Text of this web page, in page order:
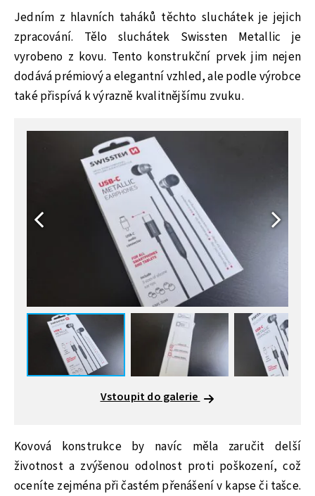
Jedním z hlavních taháků těchto sluchátek je jejich
zpracování. Tělo sluchátek Swissten Metallic je
vyrobeno z kovu. Tento konstrukční prvek jim nejen
dodává prémiový a elegantní vzhled, ale podle výrobce
také přispívá k výrazně kvalitnějšímu zvuku.
Vstoupit do galerie
Kovová konstrukce by navíc měla zaručit delší
životnost a zvýšenou odolnost proti poškození, což
oceníte zejména při častém přenášení v kapse či tašce.